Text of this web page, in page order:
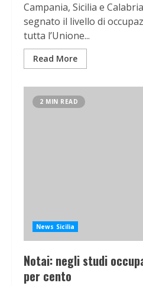
Campania, Sicilia e
segnato il livello di
tutta l’Unione...
Read More
2 MIN READ
News Sicilia
Notai: negli studi
per cento